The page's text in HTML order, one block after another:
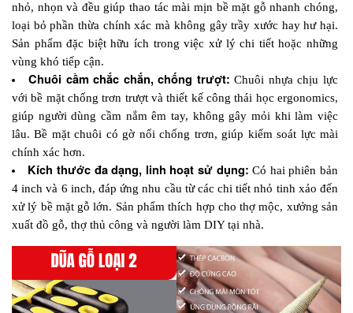
nhỏ, nhọn và đều giúp thao tác mài mịn bề mặt gỗ nhanh chóng,
loại bỏ phần thừa chính xác mà không gây trầy xước hay hư hại.
Sản phẩm đặc biệt hữu ích trong việc xử lý chi tiết hoặc những
vùng khó tiếp cận.
Chuôi cầm chắc chắn, chống trượt: Chuôi nhựa chịu lực
với bề mặt chống trơn trượt và thiết kế công thái học ergonomics,
giúp người dùng cầm nắm êm tay, không gây mỏi khi làm việc
lâu. Bề mặt chuôi có gờ nổi chống trơn, giúp kiểm soát lực mài
chính xác hơn.
Kích thước đa dạng, linh hoạt sử dụng: Có hai phiên bản
4 inch và 6 inch, đáp ứng nhu cầu từ các chi tiết nhỏ tinh xảo đến
xử lý bề mặt gỗ lớn. Sản phẩm thích hợp cho thợ mộc, xưởng sản
xuất đồ gỗ, thợ thủ công và người làm DIY tại nhà.